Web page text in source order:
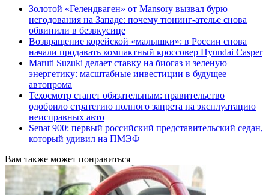
Золотой «Гелендваген» от Mansory вызвал бурю
негодования на Западе: почему тюнинг-ателье снова
обвинили в безвкусице
Возвращение корейской «малышки»: в России снова
начали продавать компактный кроссовер Hyundai Casper
Maruti Suzuki делает ставку на биогаз и зеленую
энергетику: масштабные инвестиции в будущее
автопрома
Техосмотр станет обязательным: правительство
одобрило стратегию полного запрета на эксплуатацию
неисправных авто
Senat 900: первый российский представительский седан,
который удивил на ПМЭФ
Вам также может понравиться